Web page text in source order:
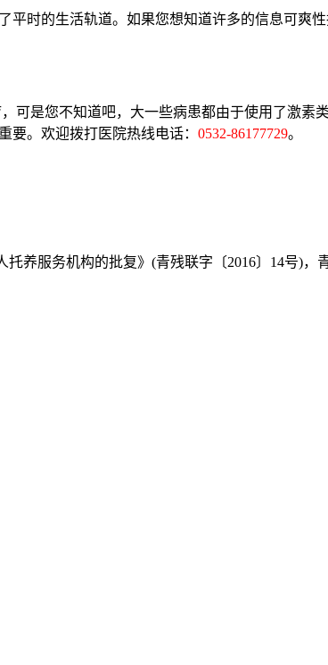
时的生活轨道。如果您想知道许多的信息可爽
是您不知道吧，大一些病患都由于使用了激素
。欢迎拨打医院热线电话： 0532-86177729。
养服务机构的批复》(青残联字〔2016〕14号)，